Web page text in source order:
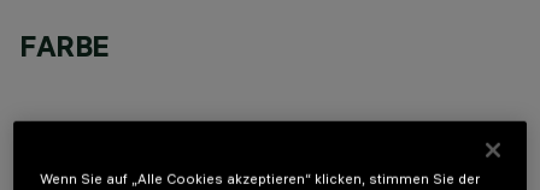
FARBE
Wenn Sie auf „Alle Cookies akzeptieren“ klicken, stimmen Sie der